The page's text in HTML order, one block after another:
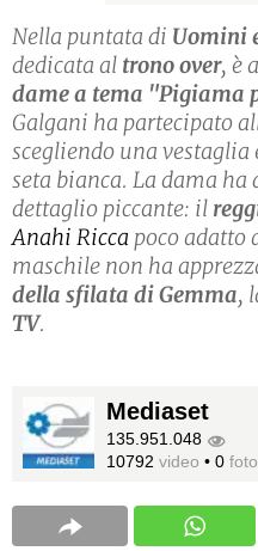
Nella puntata di Uomini
dedicata al trono over, è
dame a tema "Pigiama
Galgani ha partecipato
scegliendo una
seta bianca. La dama
dettaglio piccante: il
Anahi Ricca poco adatto
maschile non ha
della sfilata di Gemma,
TV.
Mediaset
135.951.048
10792 video • 0 foto